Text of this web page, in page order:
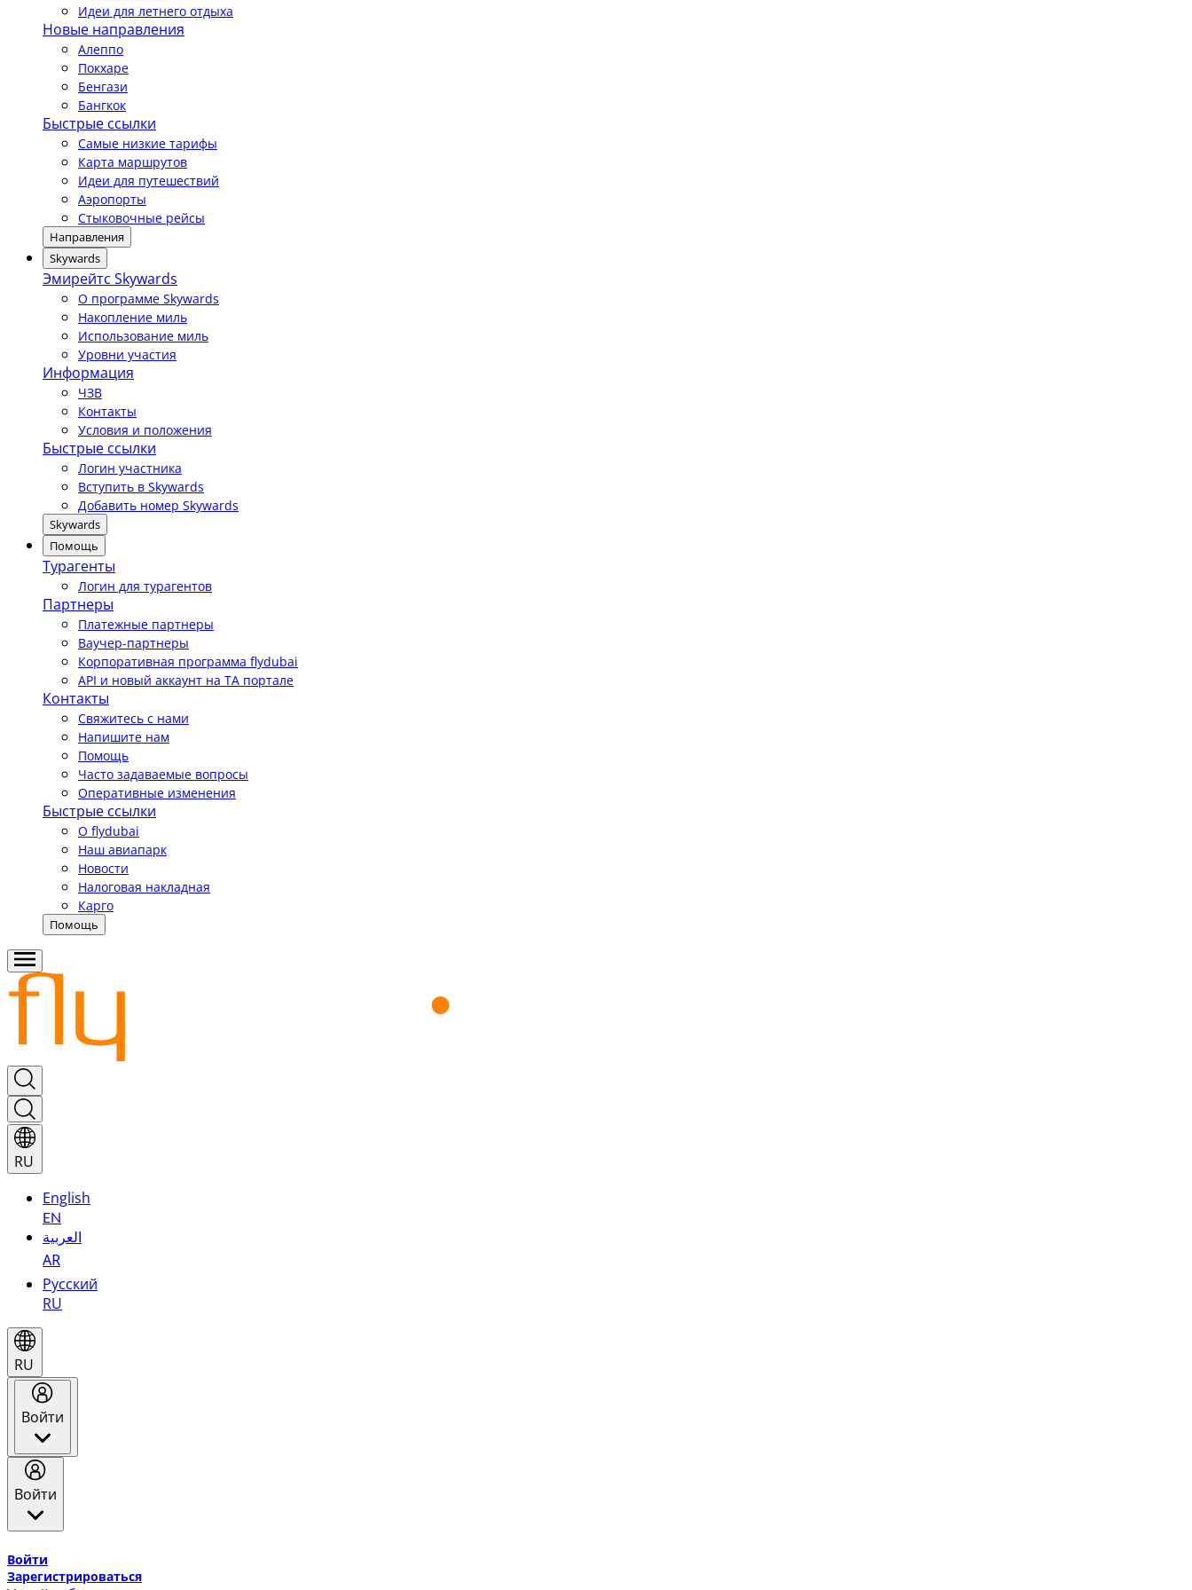
Идеи для летнего отдыха
Новые направления
Алеппо
Покхаре
Бенгази
Бангкок
Быстрые ссылки
Самые низкие тарифы
Карта маршрутов
Идеи для путешествий
Аэропорты
Стыковочные рейсы
Направления
Skywards
Эмирейтс Skywards
О программе Skywards
Накопление миль
Использование миль
Уровни участия
Информация
ЧЗВ
Контакты
Условия и положения
Быстрые ссылки
Логин участника
Вступить в Skywards
Добавить номер Skywards
Skywards
Помощь
Турагенты
Логин для турагентов
Партнеры
Платежные партнеры
Ваучер-партнеры
Корпоративная программа flydubai
API и новый аккаунт на TA портале
Контакты
Свяжитесь с нами
Напишите нам
Помощь
Часто задаваемые вопросы
Оперативные изменения
Быстрые ссылки
О flydubai
Наш авиапарк
Новости
Налоговая накладная
Карго
Помощь
RU
English
EN
العربية
AR
Русский
RU
RU
Войти
Войти
Войти
Зарегистрироваться